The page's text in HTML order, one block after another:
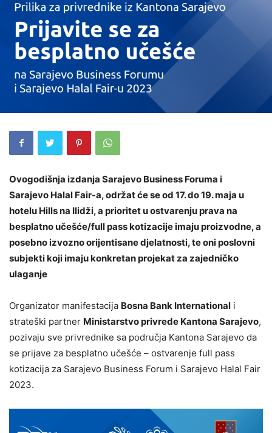
Ovogodišnja izdanja Sarajevo Business Foruma i
Sarajevo Halal Fair-a, održat će se od 17. do 19. maja u
hotelu Hills na Ilidži, a prioritet u ostvarenju prava na
besplatno učešće/full pass kotizacije imaju proizvodne, a
posebno izvozno orijentisane djelatnosti, te oni poslovni
subjekti koji imaju konkretan projekat za zajedničko
ulaganje
Organizator manifestacija Bosna Bank International i
strateški partner Ministarstvo privrede Kantona Sarajevo,
pozivaju sve privrednike sa područja Kantona Sarajevo da
se prijave za besplatno učešće – ostvarenje full pass
kotizacija za Sarajevo Business Forum i Sarajevo Halal Fair
2023.